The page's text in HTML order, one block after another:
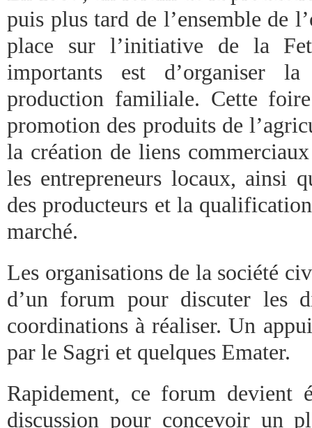
puis plus tard de l’ensemble de
place sur l’initiative de la
importants est d’organiser
production familiale. Cette
promotion des produits de
la création de liens
les entrepreneurs locaux, ainsi
des producteurs et la
marché.
Les organisations de la société
d’un forum pour discuter les
coordinations à réaliser. Un
par le Sagri et quelques Emater.
Rapidement, ce forum devient
discussion pour concevoir un